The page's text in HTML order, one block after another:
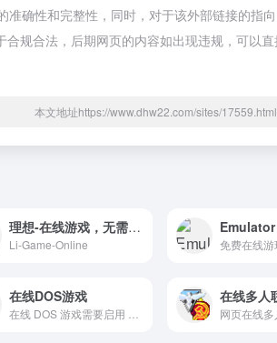
确性和完整性，同时，对于该外部链接的指
规合法，后期网页的内容如出现违规，可以
本文地址https://www.dhw22.com/sites/
理想-在线游戏，无需下载安装，即可轻松畅玩
Li-Game-Online 免费在线
在线DOS游戏 在线多人
网页在线